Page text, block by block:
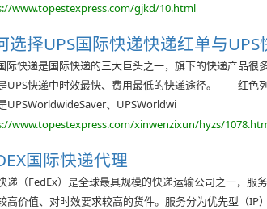
www.topestexpress.com/gjkd/10.html
选择UPS国际快递快递红单与UPS
际快递是国际快递的三大巨头之一，旗下的快递产品
UPS快递中时效最快、费用最低的快递途径。 红色列
UPSWorldwideSaver、UPSWorldwi
www.topestexpress.com/xinwenzixun/hyzs/
国际快递代理
递（FedEx）是全球最具规模的快递运输公司之一，服
高价值、对时效要求较高的货件。服务分为优先型（IP